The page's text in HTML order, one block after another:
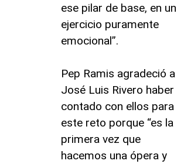
ese pilar de base, en un
ejercicio puramente
emocional”.
Pep Ramis agradeció a
José Luis Rivero haber
contado con ellos para
este reto porque “es la
primera vez que
hacemos una ópera y